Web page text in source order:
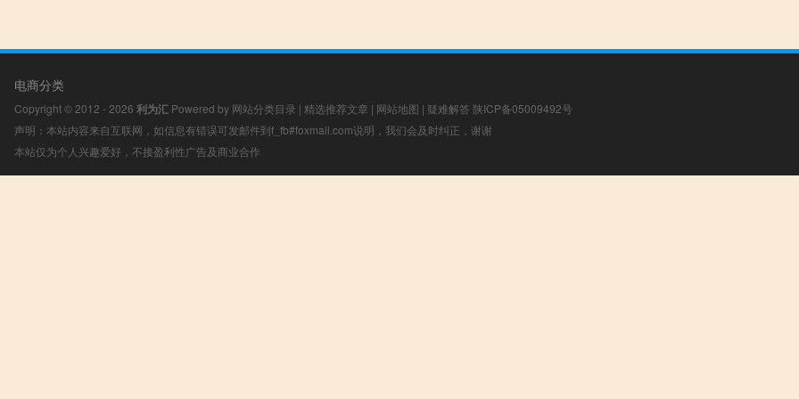
电商分类
Copyright © 2012 - 2026 利为汇 Powered by 网站分类目录 | 精选推荐文章 | 网站地图 | 疑难解答 陕ICP备05009492号
声明：本站内容来自互联网，如信息有错误可发邮件到f_fb#foxmail.com说明，我们会及时纠正，谢谢
本站仅为个人兴趣爱好，不接盈利性广告及商业合作